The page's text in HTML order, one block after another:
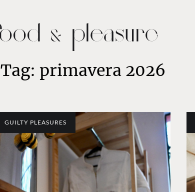
Tag: primavera 2026
GUILTY PLEASURES